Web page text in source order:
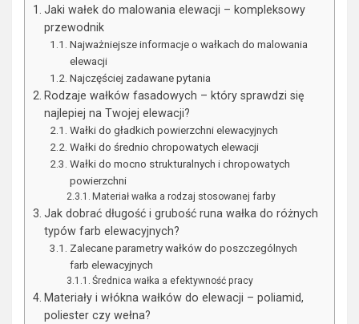
Jaki wałek do malowania elewacji – kompleksowy
przewodnik
Najważniejsze informacje o wałkach do malowania
elewacji
Najczęściej zadawane pytania
Rodzaje wałków fasadowych – który sprawdzi się
najlepiej na Twojej elewacji?
Wałki do gładkich powierzchni elewacyjnych
Wałki do średnio chropowatych elewacji
Wałki do mocno strukturalnych i chropowatych
powierzchni
Materiał wałka a rodzaj stosowanej farby
Jak dobrać długość i grubość runa wałka do różnych
typów farb elewacyjnych?
Zalecane parametry wałków do poszczególnych
farb elewacyjnych
Średnica wałka a efektywność pracy
Materiały i włókna wałków do elewacji – poliamid,
poliester czy wełna?